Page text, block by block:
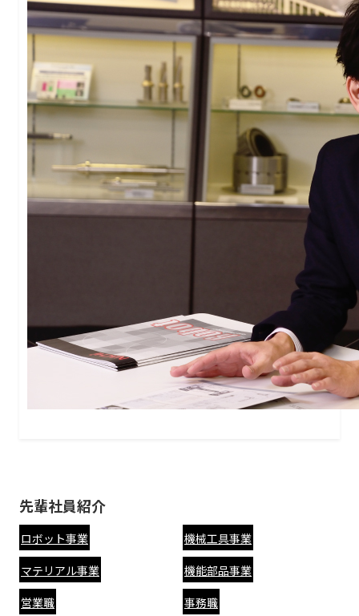
先輩社員紹介
ロボット事業
機械工具事業
マテリアル事業
機能部品事業
営業職
事務職